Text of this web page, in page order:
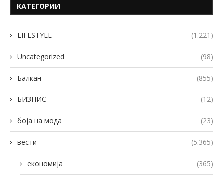
КАТЕГОРИИ
LIFESTYLE (1.221)
Uncategorized (98)
Балкан (855)
БИЗНИС (12)
боја на мода (23)
вести (5.365)
економија (365)